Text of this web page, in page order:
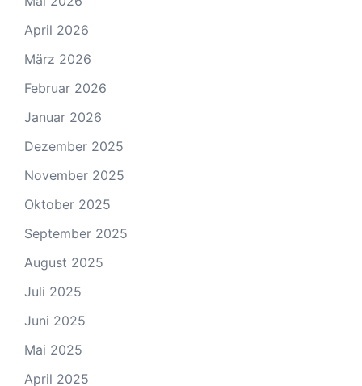
April 2026
März 2026
Februar 2026
Januar 2026
Dezember 2025
November 2025
Oktober 2025
September 2025
August 2025
Juli 2025
Juni 2025
Mai 2025
April 2025